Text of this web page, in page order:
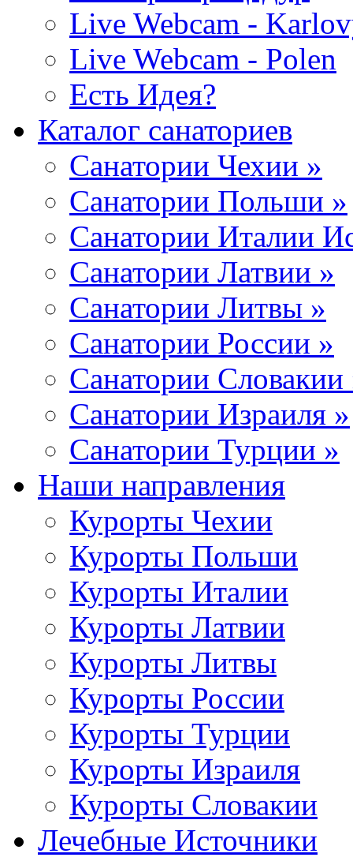
Live Webcam -
Live Webcam - Polen
Есть Идея?
Каталог санаториев
Санатории Чехии »
Санатории Польши »
Санатории Италии
Санатории Латвии »
Санатории Литвы »
Санатории России »
Санатории Словакии
Санатории Израиля »
Санатории Турции »
Наши направления
Курорты Чехии
Курорты Польши
Курорты Италии
Курорты Латвии
Курорты Литвы
Курорты России
Курорты Турции
Курорты Израиля
Курорты Словакии
Лечебные Источники